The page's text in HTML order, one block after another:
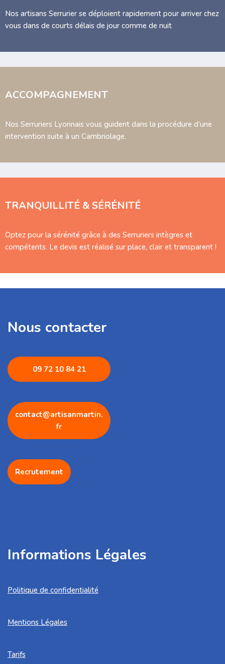
Nos artisans Serrurier se déploient rapidement pour arriver chez
vous dans de courts délais de jour comme de nuit
ACCOMPAGNEMENT
Nos Serruriers Lyonnais vous guident dans la procédure d’une
intervention suite à un Cambriolage.
TRANQUILLITÉ & SÉRÉNITÉ
Optez pour la sérénité grâce à des Serruriers intègres et
compétents. Le devis est réalisé sur place, clair et transparent !
Nous contacter
09 72 10 84 21
contact@artisanmartin.
fr
Recrutement
Informations Légales
Politique de confidentialité
Mentions Légales
Tarifs